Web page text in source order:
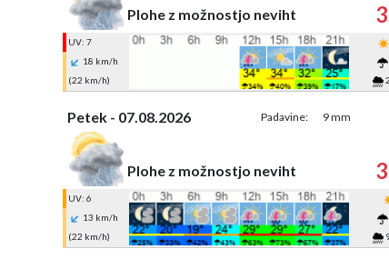
Plohe z možnostjo neviht
UV: 7
18 km/h
(22 km/h)
Petek - 07.08.2026 Padavine: 9 mm
Plohe z možnostjo neviht
UV: 6
13 km/h
(22 km/h)